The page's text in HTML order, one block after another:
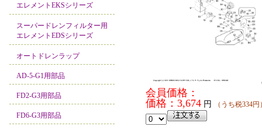
エレメントEKSシリーズ
スーパードレンフィルター用
エレメントEDSシリーズ
オートドレンラップ
AD-5-G1用部品
FD2-G3用部品
FD6-G3用部品
会員価格：
価格：3,674 円 （うち税334円